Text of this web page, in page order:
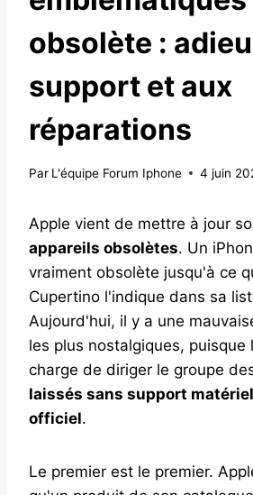
obsolète :
support et aux
réparations
Par L'équipe Forum Iphone 4 juin
Apple vient de mettre à jour
appareils obsolètes. Un
vraiment obsolète jusqu'à ce
Cupertino l'indique dans sa
Aujourd'hui, il y a une
les plus nostalgiques, puisque
charge de diriger le groupe
laissés sans support
officiel.
Le premier est le premier.